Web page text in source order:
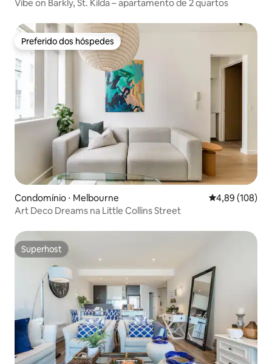
Vibe on Barkly, St. Kilda – apartamento de 2 quartos
Preferido dos hóspedes
Preferido dos hóspedes
Condomínio ⋅ Melbourne 4,89 de uma
4,89 (108)
Art Deco Dreams na Little Collins Street
Superhost
Superhost